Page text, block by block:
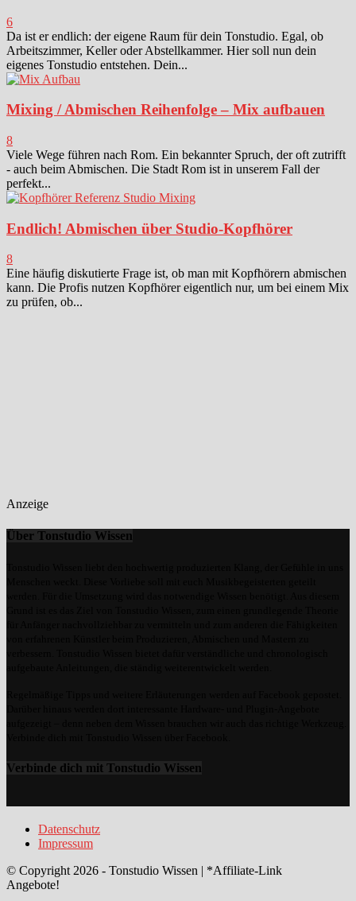
6
Da ist er endlich: der eigene Raum für dein Tonstudio. Egal, ob
Arbeitszimmer, Keller oder Abstellkammer. Hier soll nun dein
eigenes Tonstudio entstehen. Dein...
Mixing / Abmischen Reihenfolge – Mix aufbauen
8
Viele Wege führen nach Rom. Ein bekannter Spruch, der oft zutrifft
- auch beim Abmischen. Die Stadt Rom ist in unserem Fall der
perfekt...
Endlich! Abmischen über Studio-Kopfhörer
8
Eine häufig diskutierte Frage ist, ob man mit Kopfhörern abmischen
kann. Die Profis nutzen Kopfhörer eigentlich nur, um bei einem Mix
zu prüfen, ob...
Anzeige
Über Tonstudio Wissen
Verbinde dich mit Tonstudio Wissen
Datenschutz
Impressum
© Copyright 2026 - Tonstudio Wissen | *Affiliate-Link
Angebote!